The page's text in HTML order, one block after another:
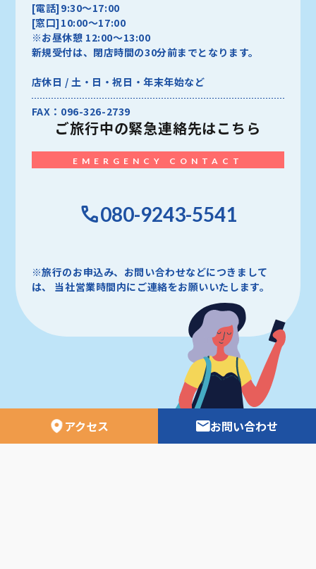
アクセス お問い合わせ
[電話]9:30～17:00
[窓口]10:00～17:00
※お昼休憩 12:00～13:00
新規受付は、閉店時間の30分前までとなります。
店休日 / 土・日・祝日・年末年始など
FAX：096-326-2739
ご旅行中の緊急連絡先はこちら
EMERGENCY CONTACT
080-9243-5541
※旅行のお申込み、お問い合わせなどにつきまして
は、
当社営業時間内にご連絡をお願いいたします。
日専連ツアーズ 空の時刻表